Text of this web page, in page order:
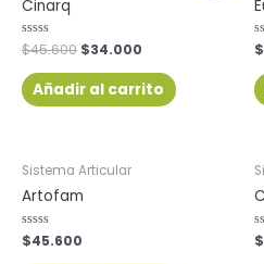
Cinarq
Valorado
con
de
5
$45.600 $34.000
Añadir al carrito
de
5
$
Sistema Articular
Artofam
Valorado
con
$45.600 $